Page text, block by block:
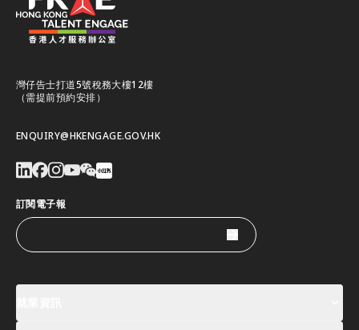
關注我們掌握最新動態！
灣仔告士打道5號稅務大樓12樓
（需提前預約安排）
ENQUIRY@HKENGAGE.GOV.HK
訂閱電子報